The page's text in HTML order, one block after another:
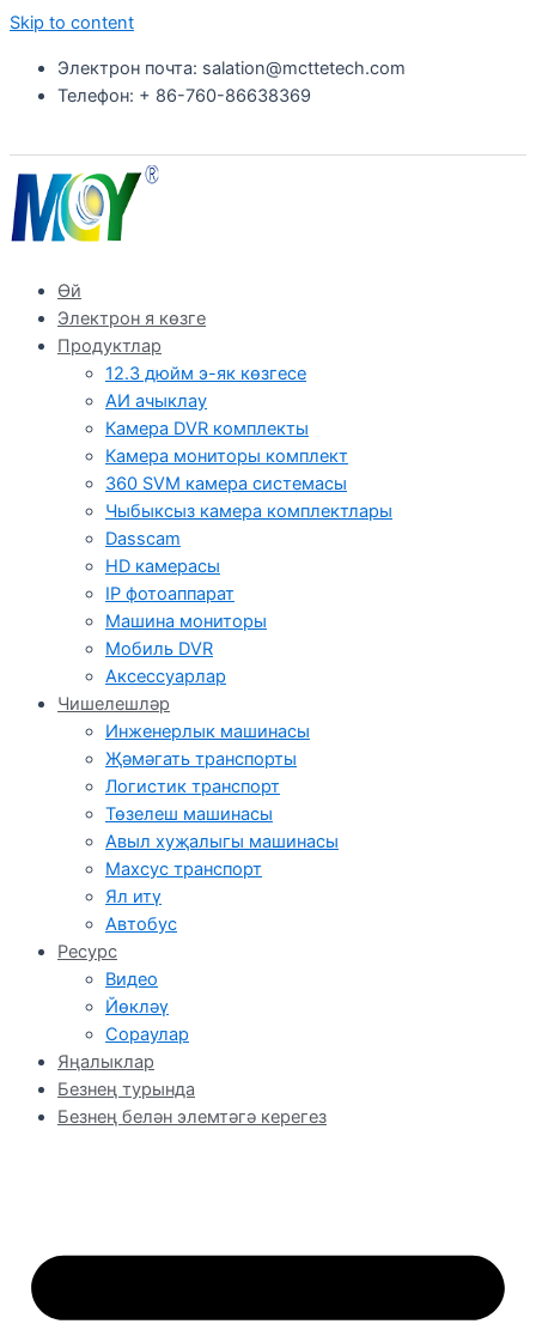
Skip to content
Электрон почта: salation@mcttetech.com
Телефон: + 86-760-86638369
Өй
Электрон я көзге
Продуктлар
12.3 дюйм э-як көзгесе
АИ ачыклау
Камера DVR комплекты
Камера мониторы комплект
360 SVM камера системасы
Чыбыксыз камера комплектлары
Dasscam
HD камерасы
IP фотоаппарат
Машина мониторы
Мобиль DVR
Аксессуарлар
Чишелешләр
Инженерлык машинасы
Җәмәгать транспорты
Логистик транспорт
Төзелеш машинасы
Авыл хуҗалыгы машинасы
Махсус транспорт
Ял итү
Автобус
Ресурс
Видео
Йөкләү
Сораулар
Яңалыклар
Безнең турында
Безнең белән элемтәгә керегез